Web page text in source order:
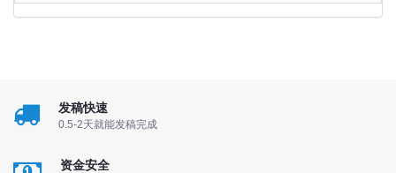
发稿快速
0.5-2天就能发稿完成
资金安全